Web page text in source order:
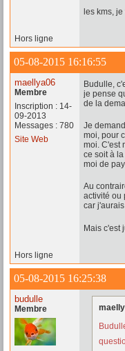
les kms,
Hors ligne
05-08-2015 16:16:55
maellya06
Membre
Inscription : 14-
09-2013
Messages : 780
Site Web
Budulle,
je pense
de la
Je
moi, pour
moi. C'est
ce soit à
moi de
Au
activité ou
car
Mais c'est
Hors ligne
05-08-2015 16:25:38
budulle
Membre